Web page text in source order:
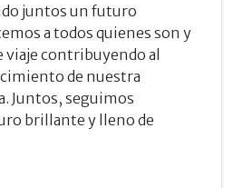
juntos un futuro
a todos quienes son y
viaje contribuyendo al
de nuestra
Juntos, seguimos
brillante y lleno de